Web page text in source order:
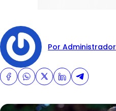
Por Administrador